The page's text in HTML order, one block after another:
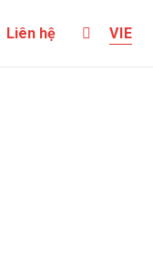
Liên hệ VIE